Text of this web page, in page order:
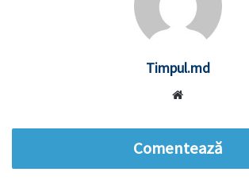
Timpul.md
Comentează